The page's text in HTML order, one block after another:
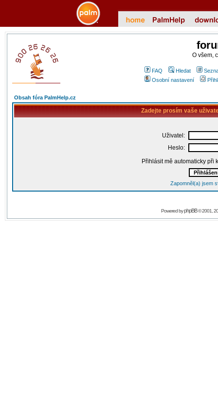
O všem,
FAQ Hledat
Osobní nastavení
Obsah fóra PalmHelp.cz
Zadejte prosím vaše
Uživatel:
Heslo:
Přihlásit mě automaticky při
Zapomněl(a) jsem
Powered byphpBB© 2001,